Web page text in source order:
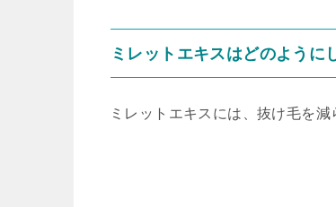
ミレットエキスはどのように
ミレットエキスには、抜け毛を減